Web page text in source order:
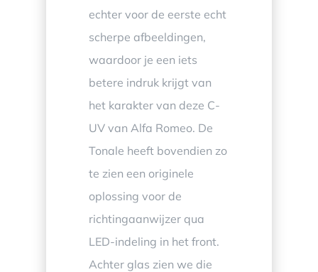
echter voor de eerste echt
scherpe afbeeldingen,
waardoor je een iets
betere indruk krijgt van
het karakter van deze C-
UV van Alfa Romeo. De
Tonale heeft bovendien zo
te zien een originele
oplossing voor de
richtingaanwijzer qua
LED-indeling in het front.
Achter glas zien we die